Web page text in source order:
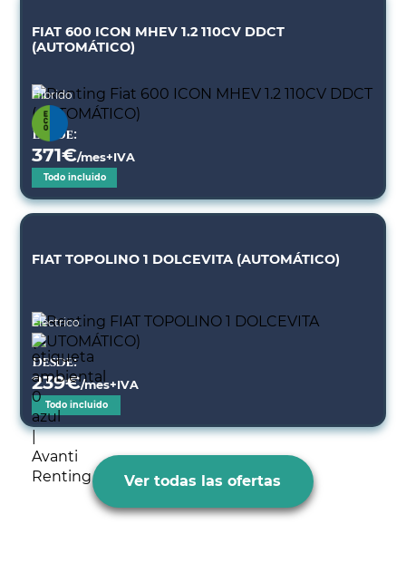
FIAT 600 ICON MHEV 1.2 110CV DDCT
(AUTOMÁTICO)
Híbrido
Desde:
371€/mes+IVA
Todo incluido
FIAT TOPOLINO 1 DOLCEVITA (AUTOMÁTICO)
Eléctrico
Desde:
239€/mes+IVA
Todo incluido
Ver todas las ofertas